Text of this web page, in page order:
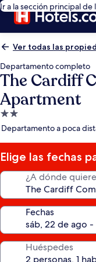
Ir a la sección principal de
Ver todas las
Departamento completo
The Cardiff
Apartment
Propiedad
de
estrellas
Departamento a poca
Elige las fechas
¿A dónde
Fechas
Huéspedes